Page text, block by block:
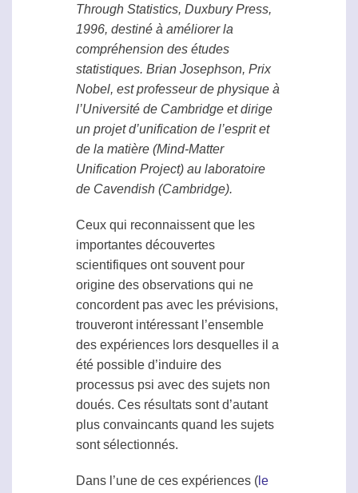
Through Statistics, Duxbury Press,
1996, destiné à améliorer la
compréhension des études
statistiques. Brian Josephson, Prix
Nobel, est professeur de physique à
l’Université de Cambridge et dirige
un projet d’unification de l’esprit et
de la matière (Mind-Matter
Unification Project) au laboratoire
de Cavendish (Cambridge).
Ceux qui reconnaissent que les
importantes découvertes
scientifiques ont souvent pour
origine des observations qui ne
concordent pas avec les prévisions,
trouveront intéressant l’ensemble
des expériences lors desquelles il a
été possible d’induire des
processus psi avec des sujets non
doués. Ces résultats sont d’autant
plus convaincants quand les sujets
sont sélectionnés.
Dans l’une de ces expériences ( le